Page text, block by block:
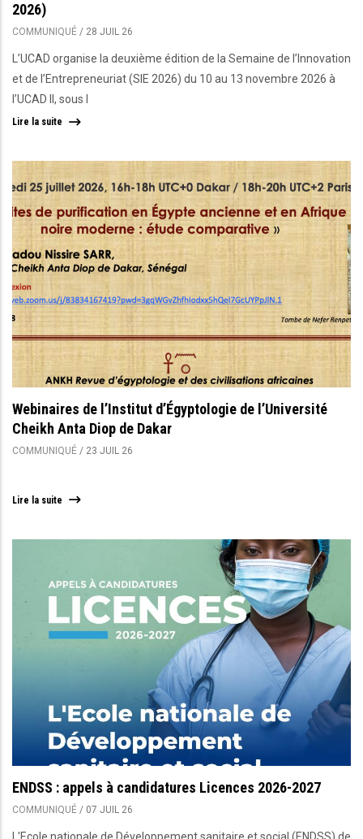
2026)
COMMUNIQUÉ / 28 JUIL 26
L’UCAD organise la deuxième édition de la Semaine de l’Innovation
et de l’Entrepreneuriat (SIE 2026) du 10 au 13 novembre 2026 à
l’UCAD II, sous l
Lire la suite
Webinaires de l’Institut d’Égyptologie de l’Université
Cheikh Anta Diop de Dakar
COMMUNIQUÉ / 23 JUIL 26
Lire la suite
ENDSS : appels à candidatures Licences 2026-2027
COMMUNIQUÉ / 07 JUIL 26
L'Ecole nationale de Développement sanitaire et social (ENDSS) de